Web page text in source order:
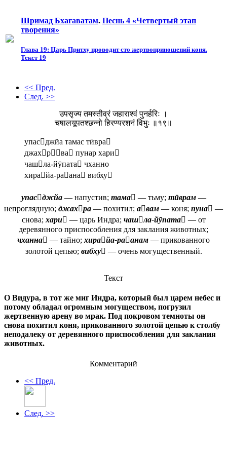
Шримад Бхагаватам. Песнь 4 «Четвертый этап
творения»
Глава 19: Царь Притху проводит сто жертвоприношений коня.
Текст 19
<< Пред.
След. >>
उपसृज्य तमस्तीव्रं जहाराश्वं पुनर्हरिः ।
चषालयूपतश्छन्नो हिरण्यरशनं विभुः ॥१९॥
упасджйа тамас тӣвра
джахрва пунар хари
чашла-йӯпата чханно
хирайа-раана вибху
упасджйа— напустив; тама — тьму; тӣврам—
непроглядную; джахра — похитил; авам — коня; пуна —
снова; хари — царь Индра; чашла-йӯпата — от
деревянного приспособления для заклания животных;
чханна — тайно; хирайа-раанам — прикованного
золотой цепью; вибху — очень могущественный.
Текст
О Видура, в тот же миг Индра, который был царем небес и
потому обладал огромным могуществом, погрузил
жертвенную арену во мрак. Под покровом темноты он
снова похитил коня, прикованного золотой цепью к столбу
неподалеку от деревянного приспособления для заклания
животных.
Комментарий
<< Пред.
След. >>